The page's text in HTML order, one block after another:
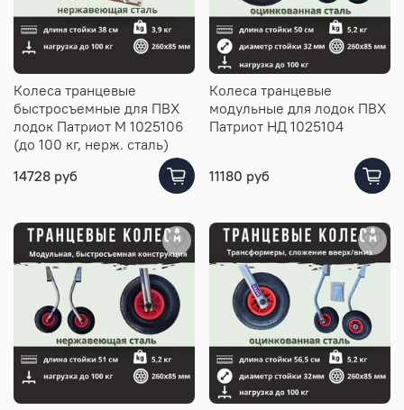
Колеса транцевые
быстросъемные для ПВХ
лодок Патриот М 1025106
(до 100 кг, нерж. сталь)
14728 руб
Колеса транцевые
модульные для лодок ПВХ
Патриот НД 1025104
11180 руб